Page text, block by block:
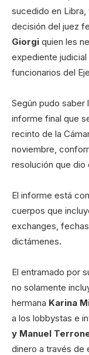
sucedido en
decisión del juez
Giorgi quien les
expediente
funcionarios del
Según pudo saber
informe final que
recinto de la
noviembre,
resolución que dio
El informe está
cuerpos que
exchanges,
dictámenes.
El entramado por
no solamente
hermana Karina
a los lobbystas e
y Manuel
dinero a través de